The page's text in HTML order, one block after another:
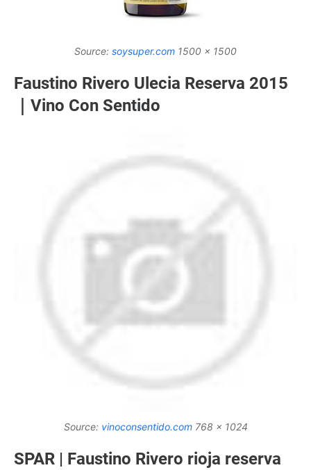
Source: soysuper.com 1500 x 1500
Faustino Rivero Ulecia Reserva 2015
｜Vino Con Sentido
Source: vinoconsentido.com768 x 1024
SPAR | Faustino Rivero rioja reserva